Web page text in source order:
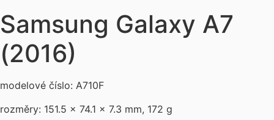
Samsung Galaxy A7
(2016)
modelové číslo: A710F
rozměry: 151.5 x 74.1 x 7.3 mm, 172 g